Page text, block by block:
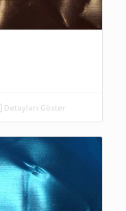
Detayları Göster